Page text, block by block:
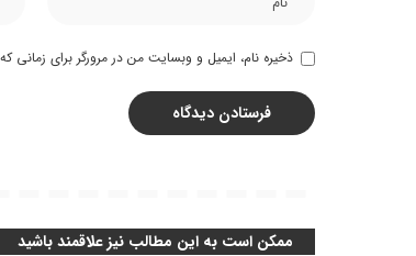
ذخیره نام، ایمیل و وبسایت من در مرورگر برای زمانی
ممکن است به این مطالب نیز علاقمند باشید